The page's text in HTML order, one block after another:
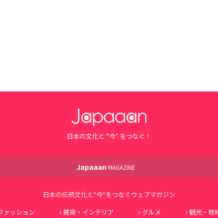
日本の文化と ”今” をつなぐ！
Japaaan MAGAZINE
日本の伝統文化と"今"をつなぐウェブマガジン
ァッション 雑貨・インテリア グルメ 観光・地